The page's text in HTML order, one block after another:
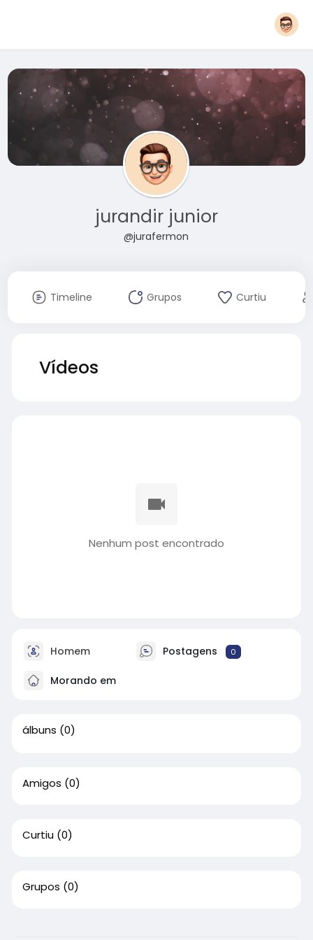
jurandir junior
@jurafermon
Timeline Grupos Curtiu
Vídeos
Nenhum post encontrado
Homem Postagens 0
Morando em
álbuns (0)
Amigos (0)
Curtiu (0)
Grupos (0)